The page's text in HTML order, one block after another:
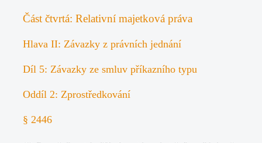
Část čtvrtá: Relativní majetková práva
Hlava II: Závazky z právních jednání
Díl 5: Závazky ze smluv příkazního typu
Oddíl 2: Zprostředkování
§ 2446